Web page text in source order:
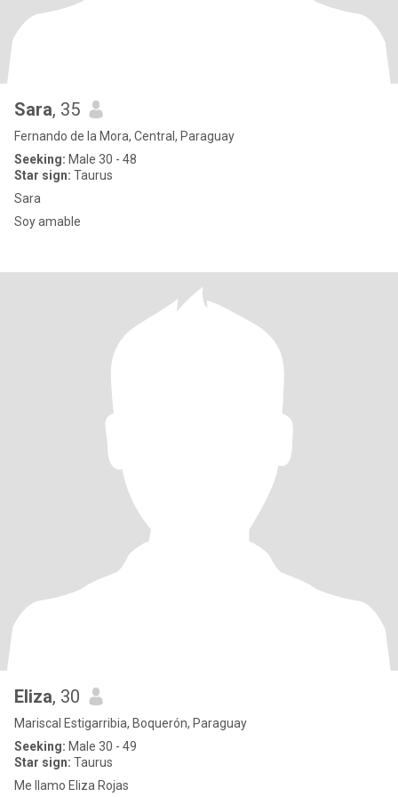
Sara, 35
Fernando de la Mora, Central, Paraguay
Seeking: Male 30 - 48
Star sign: Taurus
Sara
Soy amable
Eliza, 30
Mariscal Estigarribia, Boquerón, Paraguay
Seeking: Male 30 - 49
Star sign: Taurus
Me llamo Eliza Rojas